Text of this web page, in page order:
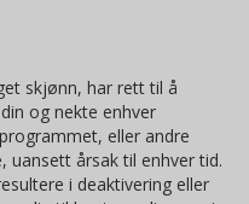
skjønn, har rett til å
og nekte enhver
eller andre
uansett årsak til enhver tid.
i deaktivering eller